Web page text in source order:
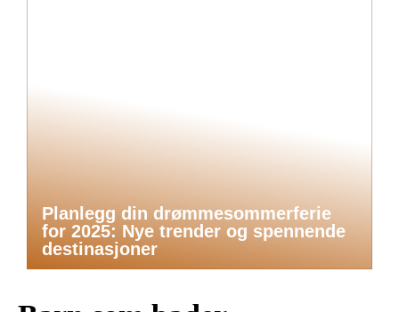
Planlegg din drømmesommerferie
for 2025: Nye trender og spennende
destinasjoner